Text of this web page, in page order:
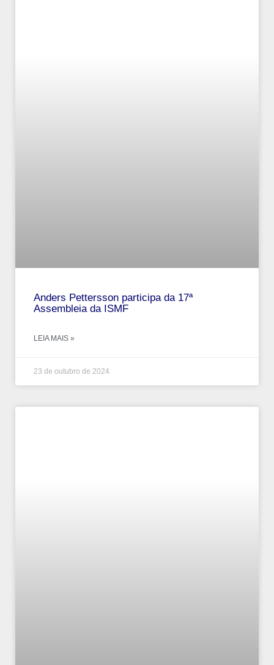
Anders Pettersson participa da 17ª
Assembleia da ISMF
LEIA MAIS »
23 de outubro de 2024